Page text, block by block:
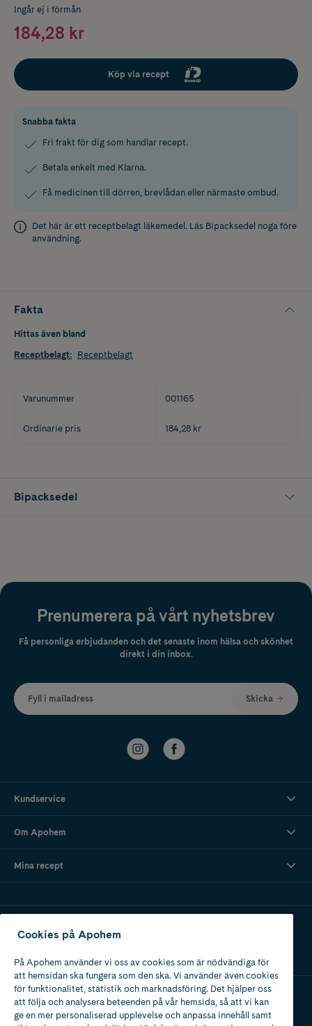
Ingår ej i förmån
184,28 kr
Köp via recept
Snabba fakta
Fri frakt för dig som handlar recept.
Betala enkelt med Klarna.
Få medicinen till dörren, brevlådan eller närmaste ombud.
Det här är ett receptbelagt läkemedel. Läs Bipacksedel noga före
användning.
Fakta
Hittas även bland
Receptbelagt: Receptbelagt
Varunummer 001165
Ordinarie pris 184,28 kr
Bipacksedel
Prenumerera på vårt nyhetsbrev
Få personliga erbjudanden och det senaste inom hälsa och skönhet
direkt i din inbox.
Fyll i mailadress Skicka
Kundservice
Om Apohem
Mina recept
Apotek med tillstånd
av Läkemedelsverket
Cookies på Apohem
På Apohem använder vi oss av cookies som är nödvändiga för
att hemsidan ska fungera som den ska. Vi använder även cookies
för funktionalitet, statistik och marknadsföring. Det hjälper oss
att följa och analysera beteenden på vår hemsida, så att vi kan
ge en mer personaliserad upplevelse och anpassa innehåll samt